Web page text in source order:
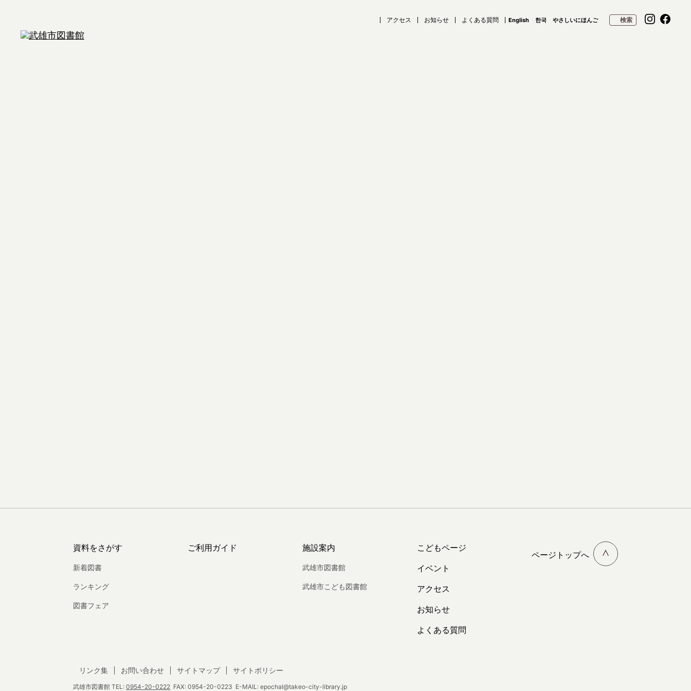
アクセス お知らせ よくある質問 English 한국 やさしいにほんご 検索
資料をさがす
新着図書
ランキング
図書フェア
ご利用ガイド 施設案内
武雄市図書館
武雄市こども図書館
こどもページ
イベント
アクセス
お知らせ
よくある質問
ページトップへ
武雄市図書館 TEL: 0954-20-0222 FAX: 0954-20-0223 E-MAIL: epochal@takeo-city-library.jp
リンク集 お問い合わせ サイトマップ サイトポリシー